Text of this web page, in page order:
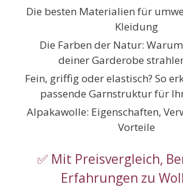
Die besten Materialien für
Kleidung
Die Farben der Natur:
deiner Garderobe
Fein, griffig oder elastisch? So
passende Garnstruktur für
Alpakawolle: Eigenschaften,
Vorteile
✅ Mit Preisvergleich,
Erfahrungen zu